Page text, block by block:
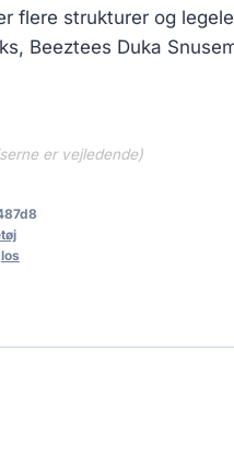
flere strukturer og
Beeztees Duka
er vejledende)
los